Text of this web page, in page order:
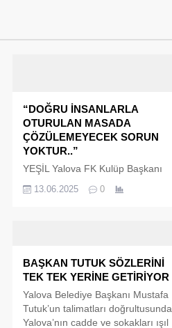
“DOĞRU İNSANLARLA
OTURULAN MASADA
ÇÖZÜLEMEYECEK SORUN
YOKTUR..”
YEŞİL Yalova FK Kulüp Başkanı
Başkan Yardımcısı Ömür Bayar,
Belediye Meclis Üyesi ve Yeşil
Yalova FK Kulüp Yöneticisi Vedat
Tutuğ düzenlenen toplantı
organizasyonunda bir araya
geldiler. Toplantıda Çiftlikköy ve
13.06.2025 0
BAŞKAN TUTUK SÖZLERİNİ
TEK TEK YERİNE GETİRİYOR
Yalova Belediye Başkanı Mustafa
Tutuk’un talimatları doğrultusunda
Yalova’nın cadde ve sokakları ışıl